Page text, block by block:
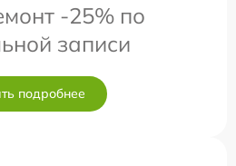
-25% по
записи
подробнее